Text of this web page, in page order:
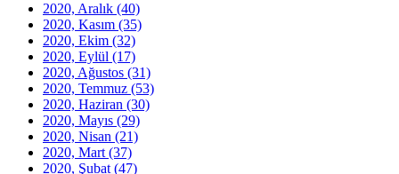
2020, Aralık (40)
2020, Kasım (35)
2020, Ekim (32)
2020, Eylül (17)
2020, Ağustos (31)
2020, Temmuz (53)
2020, Haziran (30)
2020, Mayıs (29)
2020, Nisan (21)
2020, Mart (37)
2020, Şubat (47)